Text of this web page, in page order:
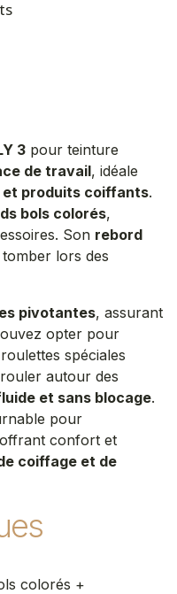
3 pour teinture
de travail, idéale
produits coiffants.
bols colorés,
Son rebord
lors des
pivotantes, assurant
opter pour
spéciales
autour des
et sans blocage.
pour
confort et
coiffage et de
colorés +